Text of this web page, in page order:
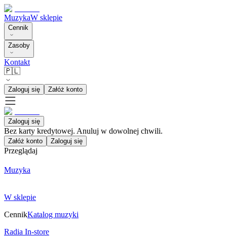
MuzykaW sklepie
Cennik
Zasoby
Kontakt
🇵🇱
Zaloguj się Załóż konto
Zaloguj się
Bez karty kredytowej. Anuluj w dowolnej chwili.
Załóż konto Zaloguj się
Przeglądaj
Muzyka
W sklepie
CennikKatalog muzyki
Radia In-store